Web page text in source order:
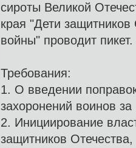
сироты Великой
края "Дети
войны" проводит пикет.
Требования:
1. О введении
захоронений воинов
2. Инициирование
защитников